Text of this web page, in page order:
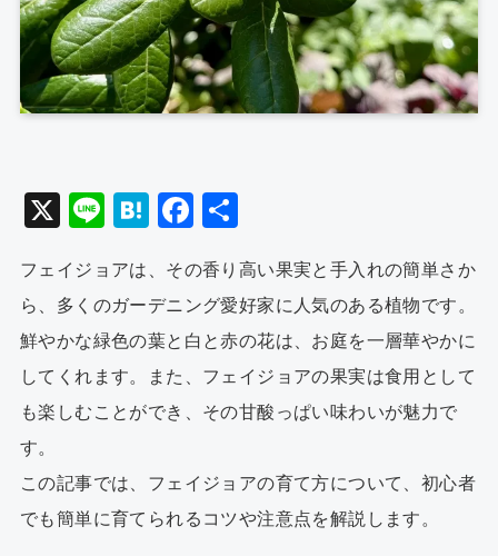
X
Li
e
H
e
n
a
F
c
e
b
o
o
フェイジョアは、その香り高い果実と手入れの簡単さか
ら、多くのガーデニング愛好家に人気のある植物です。
鮮やかな緑色の葉と白と赤の花は、お庭を一層華やかに
してくれます。また、フェイジョアの果実は食用として
も楽しむことができ、その甘酸っぱい味わいが魅力で
す。
この記事では、フェイジョアの育て方について、初心者
でも簡単に育てられるコツや注意点を解説します。